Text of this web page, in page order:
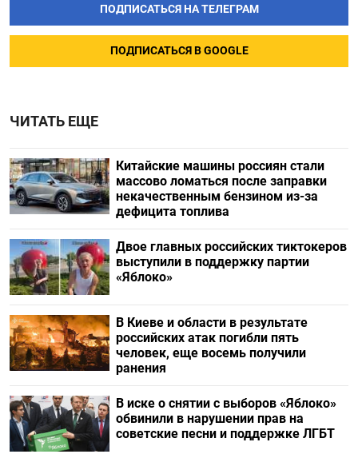
ПОДПИСАТЬСЯ НА ТЕЛЕГРАМ
ПОДПИСАТЬСЯ В GOOGLE
ЧИТАТЬ ЕЩЕ
Китайские машины россиян стали
массово ломаться после заправки
некачественным бензином из-за
дефицита топлива
Двое главных российских тиктокеров
выступили в поддержку партии
«Яблоко»
В Киеве и области в результате
российских атак погибли пять
человек, еще восемь получили
ранения
В иске о снятии с выборов «Яблоко»
обвинили в нарушении прав на
советские песни и поддержке ЛГБТ